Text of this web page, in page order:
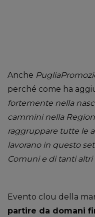
Anche
perché come ha
fortemente nella
cammini nella
raggruppare tutte le
lavorano in questo
Comuni e di tanti altri
Evento clou della
partire da domani